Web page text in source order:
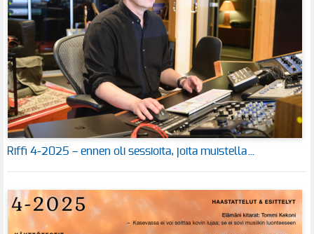
Riffi 4-2025 – ennen oli sessioita, joita muistella…